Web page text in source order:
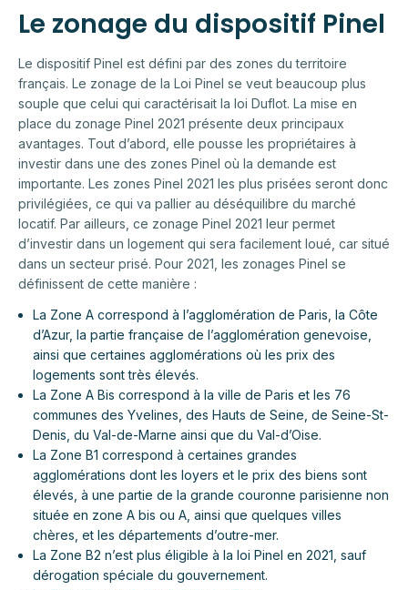
Le zonage du dispositif Pinel
Le dispositif Pinel est défini par des zones du territoire
français. Le zonage de la Loi Pinel se veut beaucoup plus
souple que celui qui caractérisait la loi Duflot. La mise en
place du zonage Pinel 2021 présente deux principaux
avantages. Tout d’abord, elle pousse les propriétaires à
investir dans une des zones Pinel où la demande est
importante. Les zones Pinel 2021 les plus prisées seront donc
privilégiées, ce qui va pallier au déséquilibre du marché
locatif. Par ailleurs, ce zonage Pinel 2021 leur permet
d’investir dans un logement qui sera facilement loué, car situé
dans un secteur prisé. Pour 2021, les zonages Pinel se
définissent de cette manière :
La Zone A correspond à l’agglomération de Paris, la Côte
d’Azur, la partie française de l’agglomération genevoise,
ainsi que certaines agglomérations où les prix des
logements sont très élevés.
La Zone A Bis correspond à la ville de Paris et les 76
communes des Yvelines, des Hauts de Seine, de Seine-St-
Denis, du Val-de-Marne ainsi que du Val-d’Oise.
La Zone B1 correspond à certaines grandes
agglomérations dont les loyers et le prix des biens sont
élevés, à une partie de la grande couronne parisienne non
située en zone A bis ou A, ainsi que quelques villes
chères, et les départements d’outre-mer.
La Zone B2 n’est plus éligible à la loi Pinel en 2021, sauf
dérogation spéciale du gouvernement.